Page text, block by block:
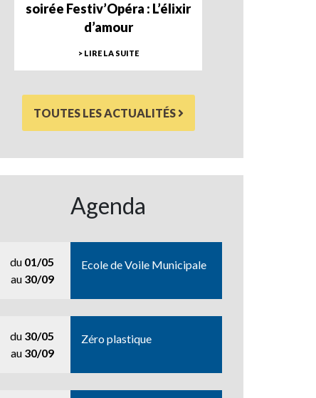
soirée Festiv’Opéra : L’élixir
d’amour
> LIRE LA SUITE
TOUTES LES ACTUALITÉS
Agenda
du 01/05
au 30/09
Ecole de Voile Municipale
du 30/05
au 30/09
Zéro plastique